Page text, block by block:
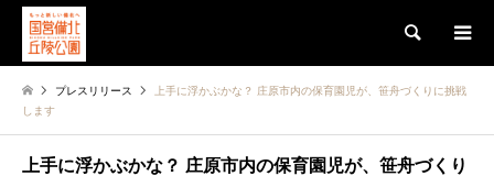
検索
プレスリリース
上手に浮かぶかな？ 庄原市内の保育園児が、笹舟づくりに挑戦
します
上手に浮かぶかな？ 庄原市内の保育園児が、笹舟づくり